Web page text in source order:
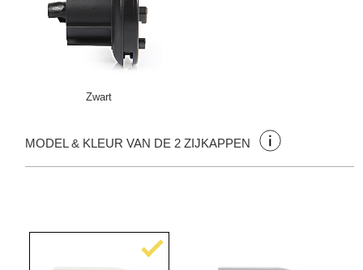
Zwart
MODEL & KLEUR VAN DE 2 ZIJKAPPEN